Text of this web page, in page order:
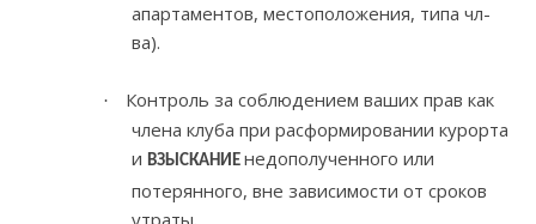
апартаментов, местоположения, типа чл-
ва).
·
Контроль за соблюдением ваших прав как
члена клуба при расформировании курорта
иВЗЫСКАНИЕнедополученного или
потерянного, вне зависимости от сроков
утраты.